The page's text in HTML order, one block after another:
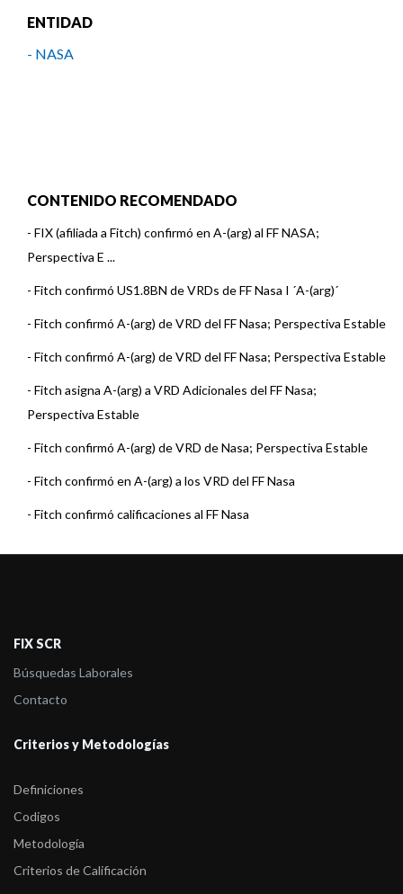
ENTIDAD
- NASA
CONTENIDO RECOMENDADO
- FIX (afiliada a Fitch) confirmó en A-(arg) al FF NASA;
Perspectiva E ...
- Fitch confirmó US1.8BN de VRDs de FF Nasa I ´A-(arg)´
- Fitch confirmó A-(arg) de VRD del FF Nasa; Perspectiva Estable
- Fitch confirmó A-(arg) de VRD del FF Nasa; Perspectiva Estable
- Fitch asigna A-(arg) a VRD Adicionales del FF Nasa;
Perspectiva Estable
- Fitch confirmó A-(arg) de VRD de Nasa; Perspectiva Estable
- Fitch confirmó en A-(arg) a los VRD del FF Nasa
- Fitch confirmó calificaciones al FF Nasa
FIX SCR
Búsquedas Laborales
Contacto
Criterios y Metodologías
Definiciones
Codigos
Metodología
Criterios de Calificación